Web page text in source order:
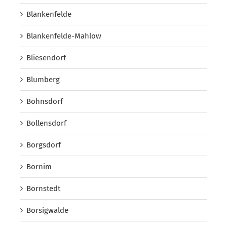
Blankenfelde
Blankenfelde-Mahlow
Bliesendorf
Blumberg
Bohnsdorf
Bollensdorf
Borgsdorf
Bornim
Bornstedt
Borsigwalde